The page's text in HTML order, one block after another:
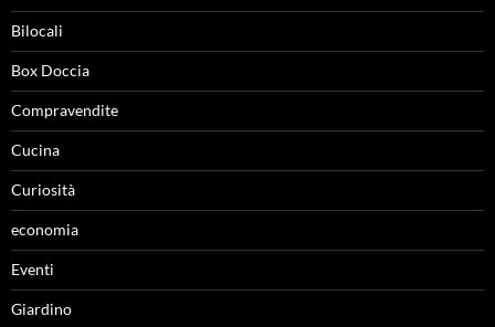
Bilocali
Box Doccia
Compravendite
Cucina
Curiosità
economia
Eventi
Giardino